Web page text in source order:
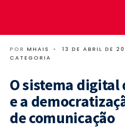
POR MHAIS • 13 DE ABRIL DE
CATEGORIA
O sistema digital
e a
de comunicação